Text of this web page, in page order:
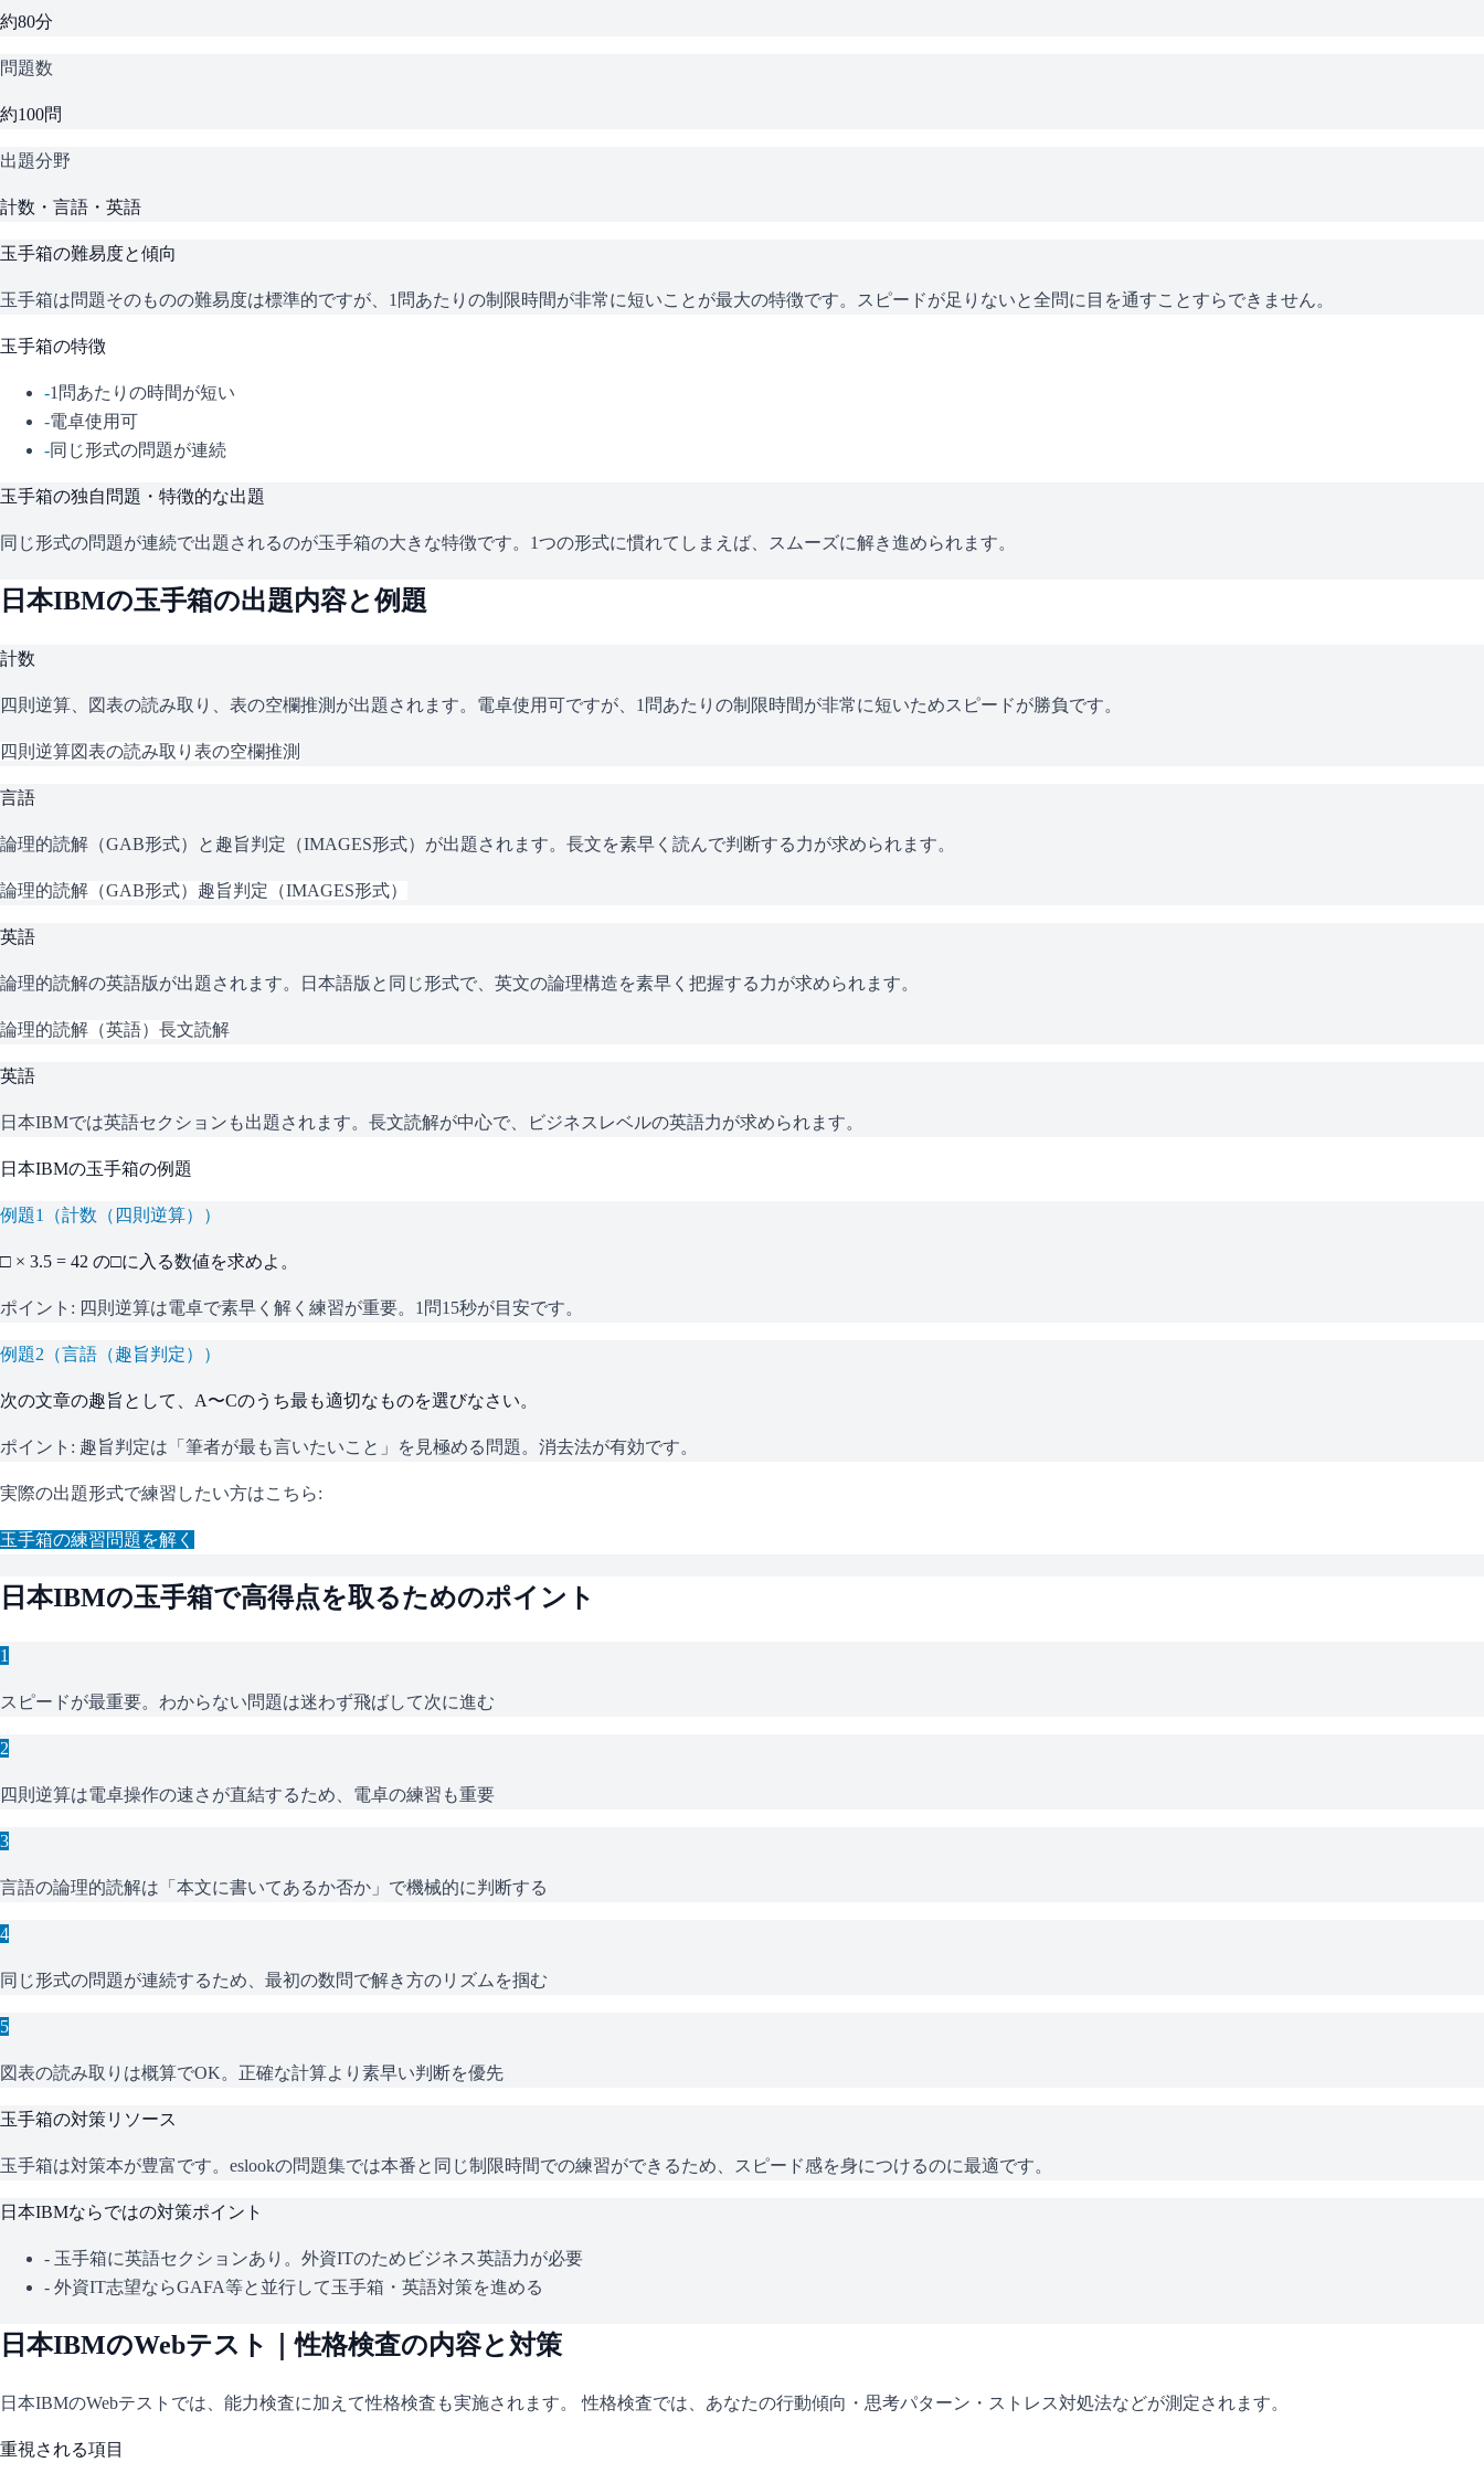
約80分
問題数
約100問
出題分野
計数・言語・英語
玉手箱の難易度と傾向
玉手箱は問題そのものの難易度は標準的ですが、1問あたりの制限時間が非常に短いことが最大の特徴です。スピードが足りないと全問に目を通すことすらできません。
玉手箱の特徴
-1問あたりの時間が短い
-電卓使用可
-同じ形式の問題が連続
玉手箱の独自問題・特徴的な出題
同じ形式の問題が連続で出題されるのが玉手箱の大きな特徴です。1つの形式に慣れてしまえば、スムーズに解き進められます。
日本IBMの玉手箱の出題内容と例題
計数
四則逆算、図表の読み取り、表の空欄推測が出題されます。電卓使用可ですが、1問あたりの制限時間が非常に短いためスピードが勝負です。
四則逆算図表の読み取り 表の空欄推測
言語
論理的読解（GAB形式）と趣旨判定（IMAGES形式）が出題されます。長文を素早く読んで判断する力が求められます。
論理的読解（GAB形式） 趣旨判定（IMAGES形式）
英語
論理的読解の英語版が出題されます。日本語版と同じ形式で、英文の論理構造を素早く把握する力が求められます。
論理的読解（英語） 長文読解
英語
日本IBMでは英語セクションも出題されます。長文読解が中心で、ビジネスレベルの英語力が求められます。
日本IBMの玉手箱の例題
例題1 （計数（四則逆算） ）
□ × 3.5 = 42 の□に入る数値を求めよ。
ポイント: 四則逆算は電卓で素早く解く練習が重要。1問15秒が目安です。
例題2 （言語（趣旨判定） ）
次の文章の趣旨として、A〜Cのうち最も適切なものを選びなさい。
ポイント: 趣旨判定は「筆者が最も言いたいこと」を見極める問題。消去法が有効です。
実際の出題形式で練習したい方はこちら:
玉手箱の練習問題を解く
日本IBMの玉手箱で高得点を取るためのポイント
1
スピードが最重要。わからない問題は迷わず飛ばして次に進む
2
四則逆算は電卓操作の速さが直結するため、電卓の練習も重要
3
言語の論理的読解は「本文に書いてあるか否か」で機械的に判断する
4
同じ形式の問題が連続するため、最初の数問で解き方のリズムを掴む
5
図表の読み取りは概算でOK。正確な計算より素早い判断を優先
玉手箱の対策リソース
玉手箱は対策本が豊富です。eslookの問題集では本番と同じ制限時間での練習ができるため、スピード感を身につけるのに最適です。
日本IBMならではの対策ポイント
- 玉手箱に英語セクションあり。外資ITのためビジネス英語力が必要
- 外資IT志望ならGAFA等と並行して玉手箱・英語対策を進める
日本IBMのWebテスト｜性格検査の内容と対策
日本IBMのWebテストでは、能力検査に加えて性格検査も実施されます。 性格検査では、あなたの行動傾向・思考パターン・ストレス対処法などが測定されます。
重視される項目